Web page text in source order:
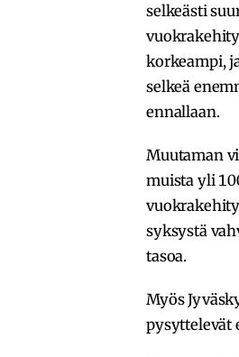
selkeästi
korkeampi,
selkeä
ennallaan.
Muutaman
muista yli
syksystä
tasoa.
Myös
pysyttelevät